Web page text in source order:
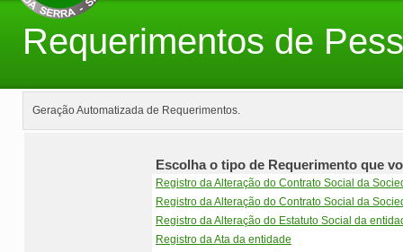
Requerimentos de
Geração Automatizada de Requerimentos.
Escolha o tipo de Requerimento que
Registro da Alteração do Contrato Social da
Registro da Alteração do Contrato Social da
Registro da Alteração do Estatuto Social da
Registro da Ata da entidade